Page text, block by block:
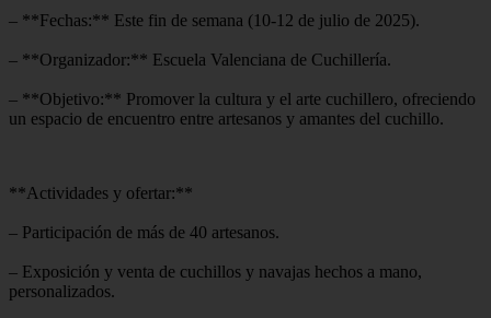
– **Fechas:** Este fin de semana (10-12 de julio de 2025).
– **Organizador:** Escuela Valenciana de Cuchillería.
– **Objetivo:** Promover la cultura y el arte cuchillero, ofreciendo
un espacio de encuentro entre artesanos y amantes del cuchillo.
**Actividades y ofertar:**
– Participación de más de 40 artesanos.
– Exposición y venta de cuchillos y navajas hechos a mano,
personalizados.